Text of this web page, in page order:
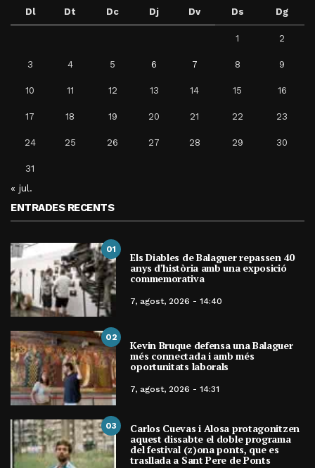
Dl Dt Dc Dj Dv Ds Dg
1 2
3 4 5 6 7 8 9
10 11 12 13 14 15 16
17 18 19 20 21 22 23
24 25 26 27 28 29 30
31
« jul.
ENTRADES RECENTS
01
Els Diables de Balaguer repassen 40
anys d’història amb una exposició
commemorativa
7, agost, 2026 - 14:40
02
Kevin Bruque defensa una Balaguer
més connectada i amb més
oportunitats laborals
7, agost, 2026 - 14:31
03 Carlos Cuevas i Alosa protagonitzen
aquest dissabte el doble programa
del festival (z)ona ponts, que es
trasllada a Sant Pere de Ponts